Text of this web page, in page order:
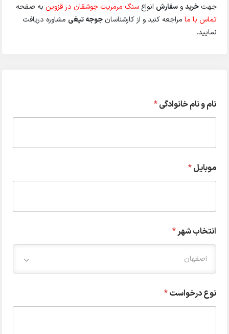
جهتخریدوسفارش انواعسنگ مرمریت جوشقان در قزوین به صفحه
تماس با ما مراجعه کنید و از کارشناسانجوجه تیغی مشاوره دریافت
نمایید.
نام و نام خانوادگی*
موبایل*
انتخاب شهر*
اصفهان
نوع درخواست*